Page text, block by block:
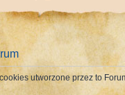
utworzone przez to